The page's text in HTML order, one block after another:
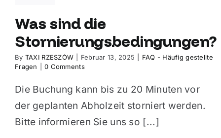
Was sind die
Stornierungsbedingungen?
By TAXI RZESZÓW Februar 13, 2025
FAQ - Häufig gestellte
Fragen
0 Comments
Die Buchung kann bis zu 20 Minuten vor
der geplanten Abholzeit storniert werden.
Bitte informieren Sie uns so [...]